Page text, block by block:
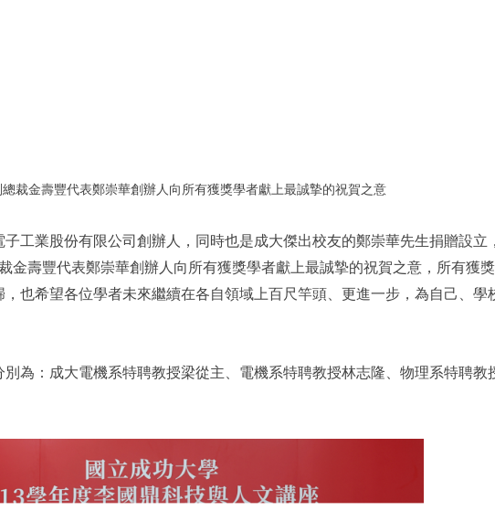
裁金壽豐代表鄭崇華創辦人向所有獲獎學者獻上最誠摯的祝賀之意
子工業股份有限公司創辦人，同時也是成大傑出校友的鄭崇華先生捐贈設立
金壽豐代表鄭崇華創辦人向所有獲獎學者獻上最誠摯的祝賀之意，所有獲
也希望各位學者未來繼續在各自領域上百尺竿頭、更進一步，為自己、學
為：成大電機系特聘教授梁從主、電機系特聘教授林志隆、物理系特聘教